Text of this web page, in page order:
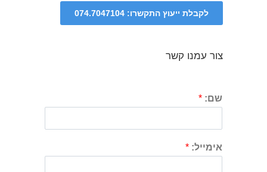
צור עמנו קשר
שם: *
אימייל: *